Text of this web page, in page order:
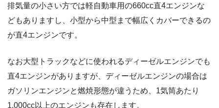
排気量の小さい方では軽自動車用の660cc直4エンジンな
どもありますし、小型から中型まで幅広くカバーできるの
が直4エンジンです。
なお大型トラックなどに使われるディーゼルエンジンでも
直4エンジンがありますが、ディーゼルエンジンの場合は
ガソリンエンジンと燃焼形態が違うため、1気筒あたり
1,000cc以上のエンジンも存在します。